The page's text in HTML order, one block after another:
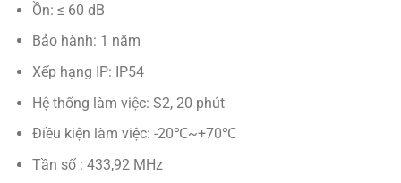
Ồn: ≤ 60 dB
Bảo hành: 1 năm
Xếp hạng IP: IP54
Hệ thống làm việc: S2, 20 phút
Điều kiện làm việc: -20℃~+70℃
Tần số : 433,92 MHz